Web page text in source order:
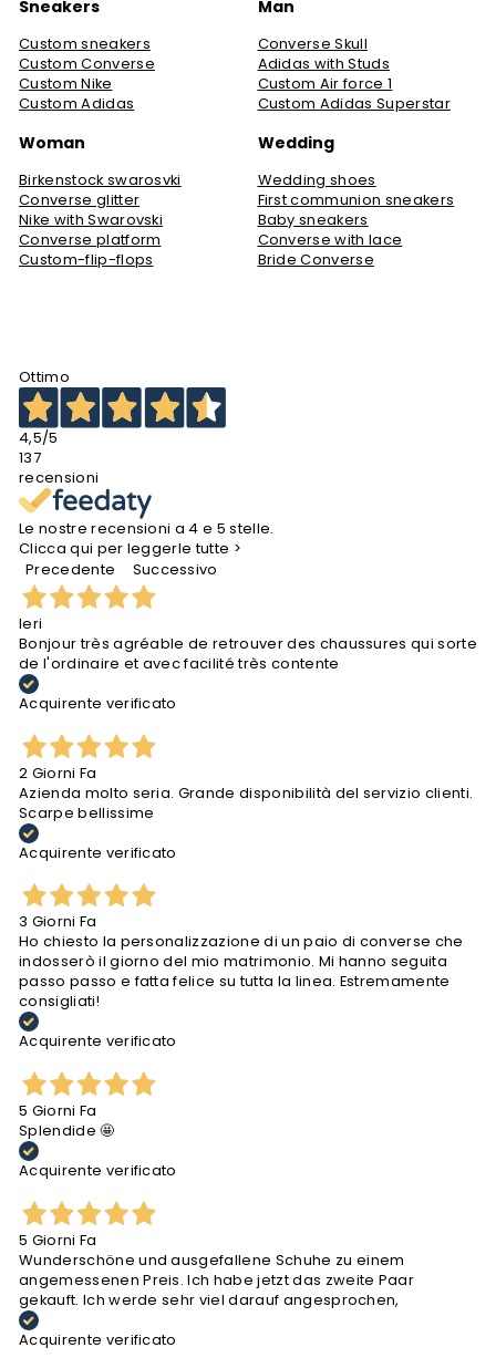
Sneakers
Custom sneakers
Custom Converse
Custom Nike
Custom Adidas
Man
Converse Skull
Adidas with Studs
Custom Air force 1
Custom Adidas Superstar
Woman
Birkenstock swarosvki
Converse glitter
Nike with Swarovski
Converse platform
Custom-flip-flops
Wedding
Wedding shoes
First communion sneakers
Baby sneakers
Converse with lace
Bride Converse
Ottimo
4,5/5
137
recensioni
Le nostre recensioni a 4 e 5 stelle.
Clicca qui per leggerle tutte >
Precedente
Successivo
Ieri
Bonjour très agréable de retrouver des chaussures qui sorte
de l'ordinaire et avec facilité très contente
Acquirente verificato
2 Giorni Fa
Azienda molto seria. Grande disponibilità del servizio clienti.
Scarpe bellissime
Acquirente verificato
3 Giorni Fa
Ho chiesto la personalizzazione di un paio di converse che
indosserò il giorno del mio matrimonio. Mi hanno seguita
passo passo e fatta felice su tutta la linea. Estremamente
consigliati!
Acquirente verificato
5 Giorni Fa
Splendide 🤩
Acquirente verificato
5 Giorni Fa
Wunderschöne und ausgefallene Schuhe zu einem
angemessenen Preis. Ich habe jetzt das zweite Paar
gekauft. Ich werde sehr viel darauf angesprochen,
Acquirente verificato